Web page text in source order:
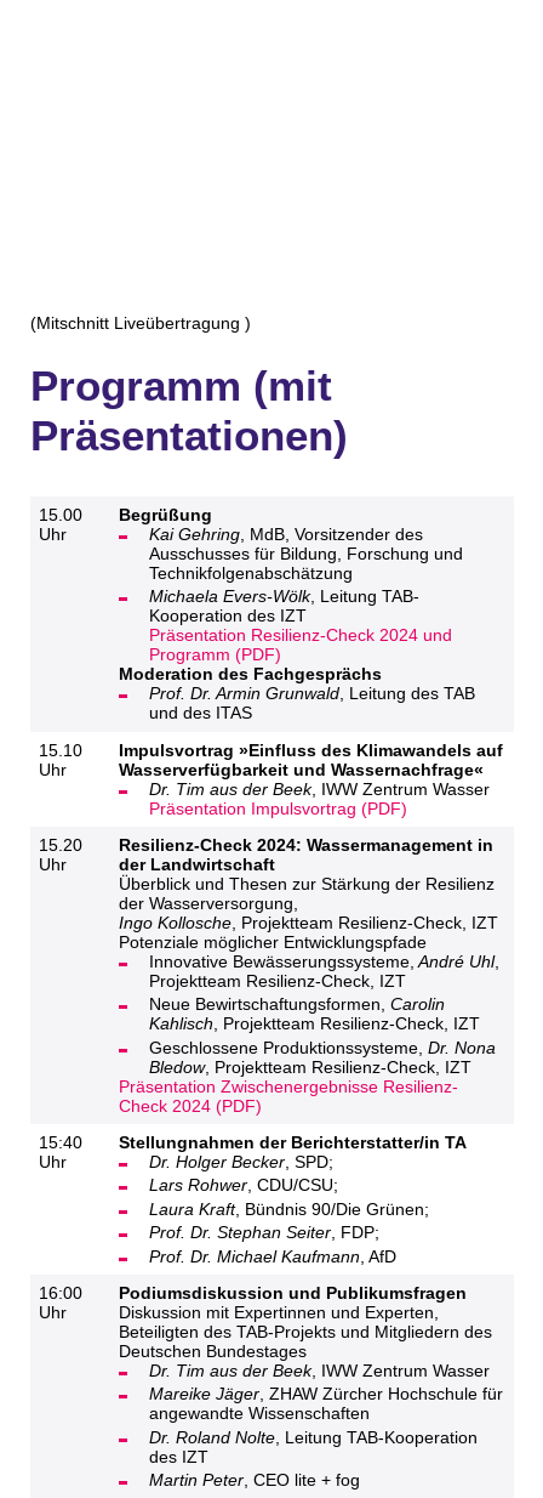
(Mitschnitt Liveübertragung )
Programm (mit
Präsentationen)
15.00
Uhr
Begrüßung
Kai Gehring, MdB, Vorsitzender des
Ausschusses für Bildung, Forschung und
Technikfolgenabschätzung
Michaela Evers-Wölk, Leitung TAB-
Kooperation des IZT
Präsentation Resilienz-Check 2024 und
Programm (PDF)
Moderation des Fachgesprächs
Prof. Dr. Armin Grunwald, Leitung des TAB
und des ITAS
15.10
Uhr
Impulsvortrag »Einfluss des Klimawandels auf
Wasserverfügbarkeit und Wassernachfrage«
Dr. Tim aus der Beek, IWW Zentrum Wasser
Präsentation Impulsvortrag (PDF)
15.20
Uhr
Resilienz-Check 2024: Wassermanagement in
der Landwirtschaft
Überblick und Thesen zur Stärkung der Resilienz
der Wasserversorgung,
Ingo Kollosche, Projektteam Resilienz-Check, IZT
Potenziale möglicher Entwicklungspfade
Innovative Bewässerungssysteme, André Uhl,
Projektteam Resilienz-Check, IZT
Neue Bewirtschaftungsformen, Carolin
Kahlisch, Projektteam Resilienz-Check, IZT
Geschlossene Produktionssysteme, Dr. Nona
Bledow, Projektteam Resilienz-Check, IZT
Präsentation Zwischenergebnisse Resilienz-
Check 2024 (PDF)
15:40
Uhr
Stellungnahmen der Berichterstatter/in TA
Dr. Holger Becker, SPD;
Lars Rohwer, CDU/CSU;
Laura Kraft, Bündnis 90/Die Grünen;
Prof. Dr. Stephan Seiter, FDP;
Prof. Dr. Michael Kaufmann, AfD
16:00
Uhr
Podiumsdiskussion und Publikumsfragen
Diskussion mit Expertinnen und Experten,
Beteiligten des TAB-Projekts und Mitgliedern des
Deutschen Bundestages
Dr. Tim aus der Beek, IWW Zentrum Wasser
Mareike Jäger, ZHAW Zürcher Hochschule für
angewandte Wissenschaften
Dr. Roland Nolte, Leitung TAB-Kooperation
des IZT
Martin Peter, CEO lite + fog